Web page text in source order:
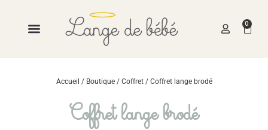
0
Accueil / Boutique/ Coffret/ Coffret lange brodé
Coffret lange brodé